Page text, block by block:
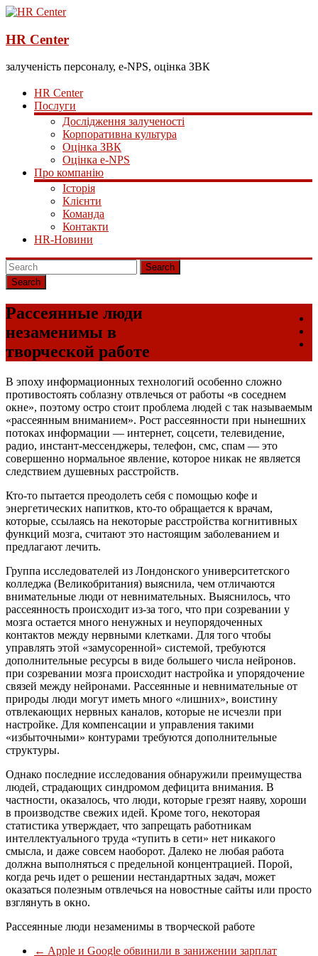
HR Center
залученість персоналу, e-NPS, оцінка ЗВК
HR Center
Послуги
Дослідження залученості
Корпоративна культура
Оцінка ЗВК
Оцінка e-NPS
Про компанію
Історія
Клієнти
Команда
Контакти
HR-Новини
Search
Рассеянные люди
незаменимы в
творческой работе
В эпоху информационных технологий особенно сложно
противостоять соблазну отвлечься от работы «в соседнем
окне», поэтому остро стоит проблема людей с так называемым
«рассеянным вниманием». Рост рассеянности при нынешних
потоках информации — интернет, соцсети, телевидение,
радио, инстант-мессенджеры, телефон, смс, спам — это
совершенно нормальное явление, которое никак не является
следствием душевных расстройств.
Кто-то пытается преодолеть себя с помощью кофе и
энергетических напитков, кто-то обращается к врачам,
которые, ссылаясь на некоторые расстройства когнитивных
функций мозга, считают это настоящим заболеванием и
предлагают лечить.
Группа исследователей из Лондонского университетского
колледжа (Великобритания) выяснила, чем отличаются
внимательные люди от невнимательных. Выяснилось, что
рассеянность происходит из-за того, что при созревании у
мозга остается много ненужных и неупорядоченных
контактов между нервными клетками. Для того чтобы
управлять этой «замусоренной» системой, требуются
дополнительные ресурсы в виде большего числа нейронов.
при созревании мозга происходит настройка и упорядочение
связей между нейронами. Рассеянные и невнимательные от
природы люди могут иметь много «лишних», воистину
отвлекающих нервных каналов, которые не исчезли при
настройке. Для компенсации и управления такими
«избыточными» контурами требуются дополнительные
структуры.
Однако последние исследования обнаружили преимущества
людей, страдающих синдромом дефицита внимания. В
частности, оказалось, что люди, которые грезят наяву, хороши
в производстве свежих идей. Кроме того, некоторая
статистика утверждает, что запрещать работникам
интеллектуального труда «тупить в сети» нет никакого
смысла, и даже совсем наоборот. Далеко не любая работа
должна выполняться с предельной концентрацией. Порой,
когда речь идет о решении нестандартных задач, может
оказаться полезным отвлечься на новостные сайты или просто
взглянуть в окно.
Рассеянные люди незаменимы в творческой работе
← Apple и Google обвинили в занижении зарплат